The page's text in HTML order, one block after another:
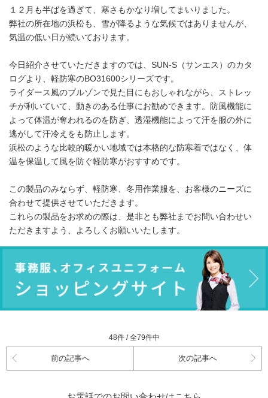
１２月も半ばを過ぎて、寒さもかなり増してまいりました。
弊社の所在地の浜松も、雪が降るような気候ではありませんが、
気温の低い日が続いております。
今日紹介させていただきますのでは、SUN-S（サンエス）のカタ
ログより、軽防寒のBO31600シリーズです。
ライダース風のブルゾンで見た目にもおしゃれながら、ストレッ
チが利いていて、動きのある仕事にお勧めできます。防風機能に
よって体温が奪われるのを防ぎ、透湿機能によって汗を服の外に
逃がして汗冷えをも防止します。
浜松のような比較的暖かい地域では本格的な防寒着ではなく、体
温を保温して風を防ぐ軽防寒がおすすめです。
この製品のみならず、軽防寒、冬用作業服を、お客様のニーズに
合わせて提供させていただきます。
これらの製品をお求めの際は、是非とも弊社までお問い合わせい
ただきますよう、よろしくお願いいたします。
48件 / 全79件中
前の記事へ 次の記事へ